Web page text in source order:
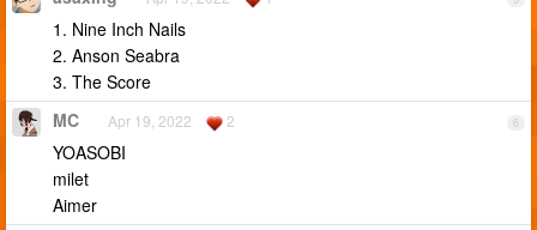
1. Nine Inch Nails
2. Anson Seabra
3. The Score
6
MC Apr 19, 2022 2
YOASOBI
milet
Aimer